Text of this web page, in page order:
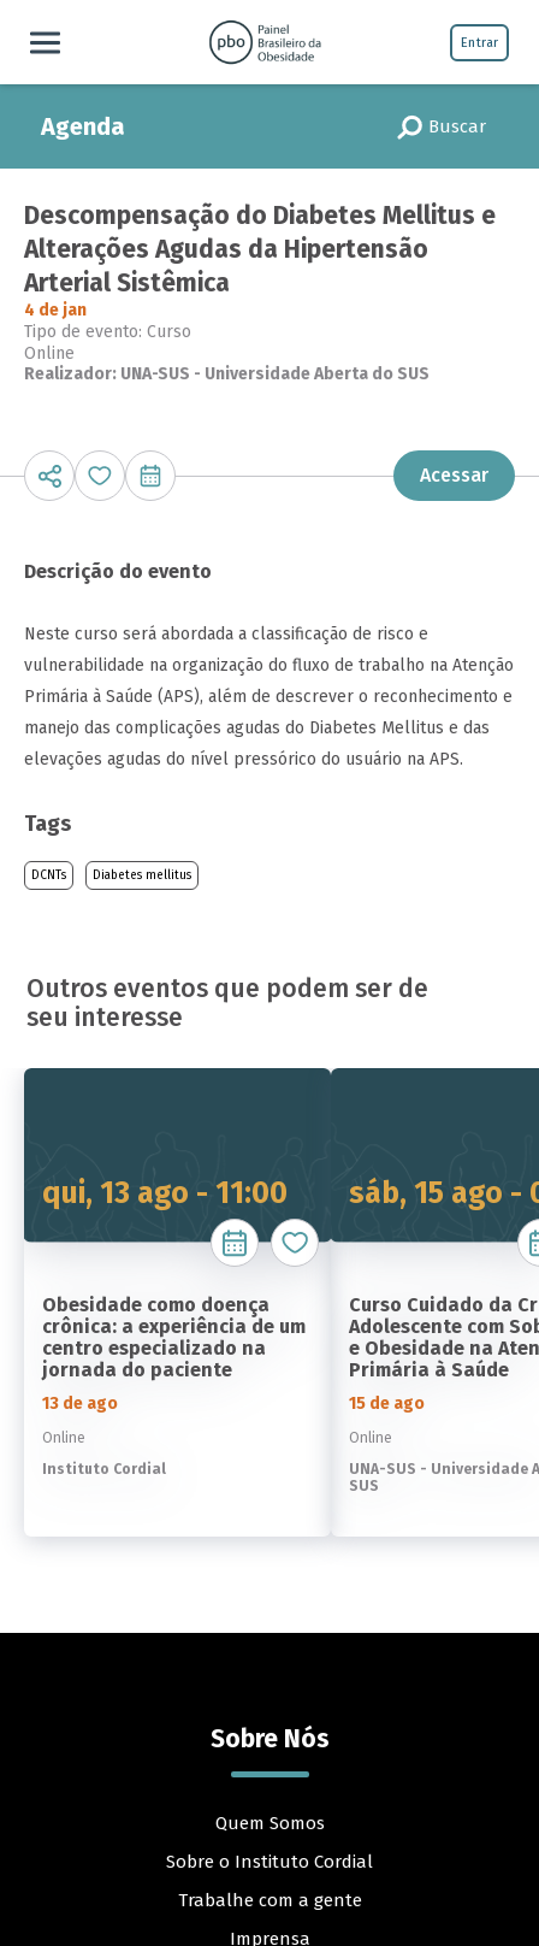
Entrar
Agenda Buscar
Descompensação do Diabetes Mellitus e
Alterações Agudas da Hipertensão
Arterial Sistêmica
4 de jan
Tipo de evento: Curso
Online
Realizador: UNA-SUS - Universidade Aberta do SUS
Acessar
Descrição do evento
Neste curso será abordada a classificação de risco e
vulnerabilidade na organização do fluxo de trabalho na Atenção
Primária à Saúde (APS), além de descrever o reconhecimento e
manejo das complicações agudas do Diabetes Mellitus e das
elevações agudas do nível pressórico do usuário na APS.
Tags
DCNTs Diabetes mellitus
Outros eventos que podem ser de
seu interesse
qui, 13 ago - 11:00
Obesidade como doença
crônica: a experiência de um
centro especializado na
jornada do paciente
13 de ago
Online
Instituto Cordial
sáb, 15 ago -
Curso Cuidado da
Adolescente com
e Obesidade na
Primária à Saúde
15 de ago
Online
UNA-SUS - Universidade
SUS
Sobre Nós
Quem Somos
Sobre o Instituto Cordial
Trabalhe com a gente
Imprensa